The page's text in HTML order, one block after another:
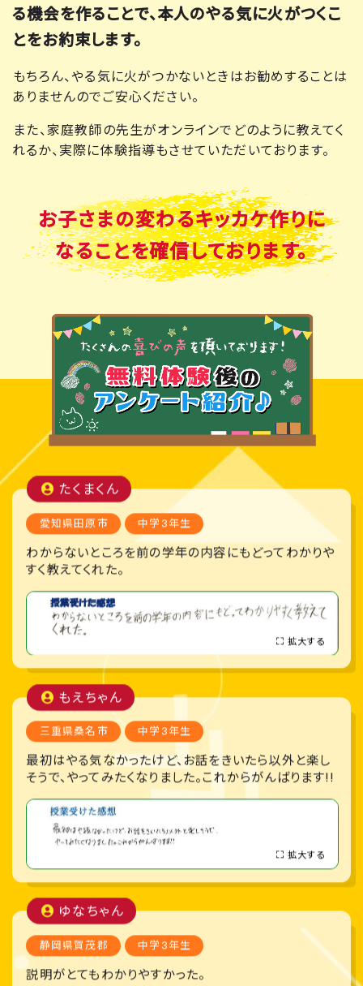
る機会を作ることで、本人のやる気に火がつくこ
とをお約束します。
もちろん、やる気に火がつかないときはお勧めすることは
ありませんのでご安心ください。
また、家庭教師の先生がオンラインでどのように教えてく
れるか、実際に体験指導もさせていただいております。
お子さまの変わるキッカケ作りに
なることを確信しております。
たくまくん
愛知県田原市 中学3年生
わからないところを前の学年の内容にもどってわかりや
すく教えてくれた。
拡大する
もえちゃん
三重県桑名市 中学3年生
最初はやる気なかったけど、お話をきいたら以外と楽し
そうで、やってみたくなりました。これからがんばります!!
拡大する
ゆなちゃん
静岡県賀茂郡 中学3年生
説明がとてもわかりやすかった。